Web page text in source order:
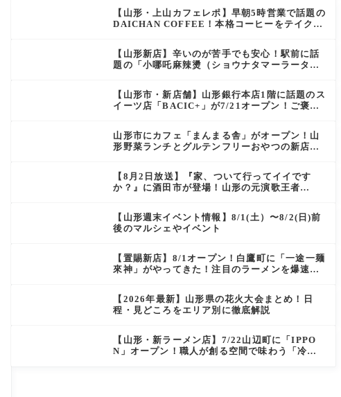
【山形・上山カフェレポ】早朝5時営業で話題の
DAICHAN COFFEE！本格コーヒーをテイクア
【山形新店】辛いのが苦手でも安心！駅前に話
題の「小哪吒麻辣燙（ショウナタマーラータ
【山形市・新店舗】山形銀行本店1階に話題のス
イーツ店「BACIC+」が7/21オープン！ご褒美
山形市にカフェ「まんまる舎」がオープン！山
形野菜ランチとグルテンフリーおやつの新店情
【8月2日放送】『家、ついて行ってイイです
か？』に酒田市が登場！山形の元演歌王者
【山形週末イベント情報】8/1(土）〜8/2(日)前
後のマルシェやイベント
【置賜新店】8/1オープン！白鷹町に「一途一麺
來神」がやってきた！注目のラーメンを爆速実
【2026年最新】山形県の花火大会まとめ！日
程・見どころをエリア別に徹底解説
【山形・新ラーメン店】7/22山辺町に「IPPO
N」オープン！職人が創る空間で味わう「冷た